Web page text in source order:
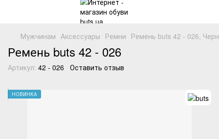
Мужчинам Аксессуары Ремни Ремень buts 42 - 026,
Ремень buts 42 - 026
Артикул: 42 - 026 Оставить отзыв
НОВИНКА